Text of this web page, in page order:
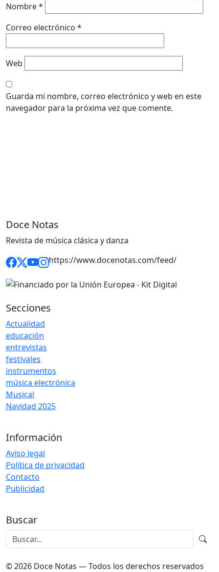
Nombre*
Correo electrónico *
Web
Guarda mi nombre, correo electrónico y web en este
navegador para la próxima vez que comente.
Doce Notas
Revista de música clásica y danza
https://www.docenotas.com/feed/
Secciones
Actualidad
educación
entrevistas
festivales
instrumentos
música electrónica
Musical
Navidad 2025
Información
Aviso legal
Política de privacidad
Contacto
Publicidad
Buscar
© 2026 Doce Notas — Todos los derechos reservados